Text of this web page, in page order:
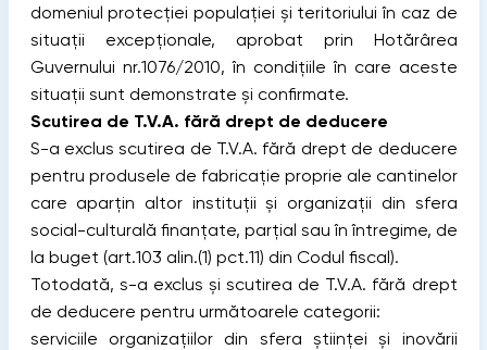
domeniul protecţiei populaţiei şi teritoriului în caz de
situaţii excepţionale, aprobat prin Hotărârea
Guvernului nr.1076/2010, în condiţiile în care aceste
situaţii sunt demonstrate şi confirmate.
Scutirea de T.V.A. fără drept de deducere
S-a exclus scutirea de T.V.A. fără drept de deducere
pentru produsele de fabricație proprie ale cantinelor
care aparţin altor instituţii şi organizaţii din sfera
social-culturală finanţate, parţial sau în întregime, de
la buget (art.103 alin.(1) pct.11) din Codul fiscal).
Totodată, s-a exclus și scutirea de T.V.A. fără drept
de deducere pentru următoarele categorii:
serviciile organizaţiilor din sfera științei şi inovării